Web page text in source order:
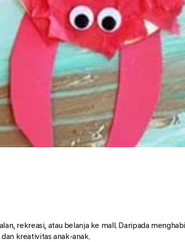
rekreasi, atau belanja ke mall. Daripada
kreativitas anak-anak.